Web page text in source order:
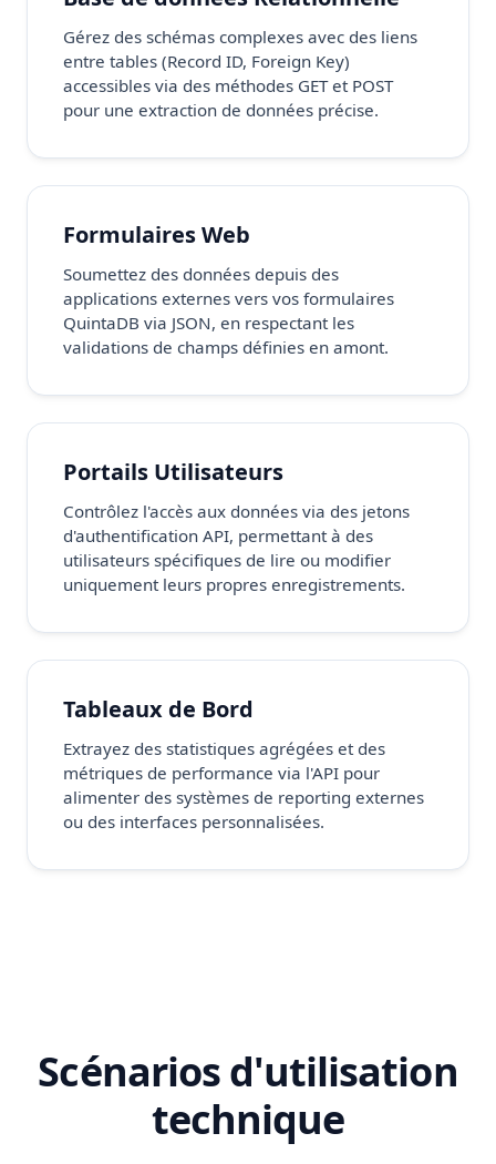
Gérez des schémas complexes avec des liens
entre tables (Record ID, Foreign Key)
accessibles via des méthodes GET et POST
pour une extraction de données précise.
Formulaires Web
Soumettez des données depuis des
applications externes vers vos formulaires
QuintaDB via JSON, en respectant les
validations de champs définies en amont.
Portails Utilisateurs
Contrôlez l'accès aux données via des jetons
d'authentification API, permettant à des
utilisateurs spécifiques de lire ou modifier
uniquement leurs propres enregistrements.
Tableaux de Bord
Extrayez des statistiques agrégées et des
métriques de performance via l'API pour
alimenter des systèmes de reporting externes
ou des interfaces personnalisées.
Scénarios d'utilisation
technique